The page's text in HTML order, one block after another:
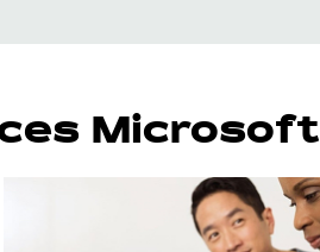
Microsoft